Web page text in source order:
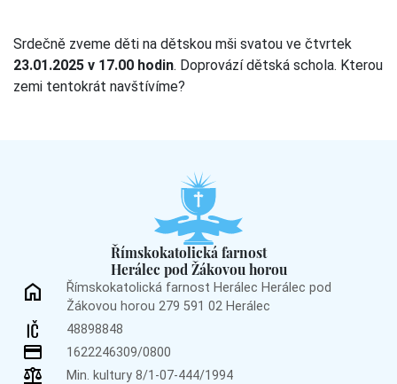
Srdečně zveme děti na dětskou mši svatou ve čtvrtek
23.01.2025 v 17.00 hodin. Doprovází dětská schola. Kterou
zemi tentokrát navštívíme?
Římskokatolická farnost
Herálec pod Žákovou horou
Římskokatolická farnost Herálec Herálec pod
Žákovou horou 279 591 02 Herálec
48898848
1622246309/0800
Min. kultury 8/1-07-444/1994